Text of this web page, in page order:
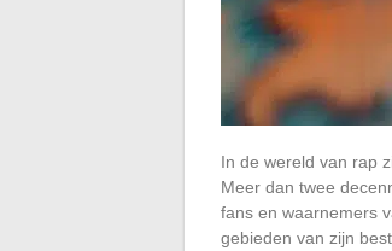
In de wereld van rap
Meer dan twee
fans en waarnemers
gebieden van zijn